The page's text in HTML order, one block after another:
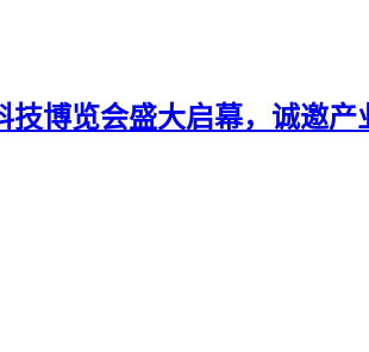
博览会盛大启幕，诚邀